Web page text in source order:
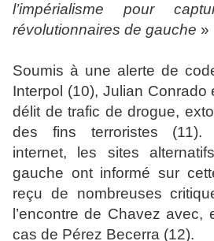
l’impérialisme pour
révolutionnaires de gauche »
Soumis à une alerte de
Interpol (10), Julian Conrado
délit de trafic de drogue,
des fins terroristes (11).
internet, les sites
gauche ont informé sur
reçu de nombreuses
l’encontre de Chavez
cas de Pérez Becerra (12).